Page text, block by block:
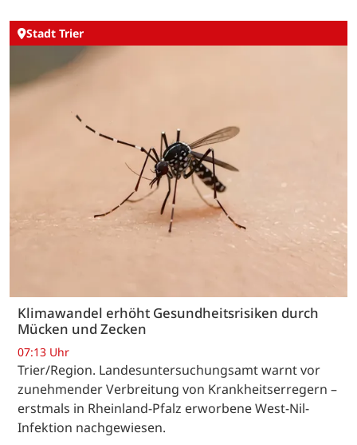
Stadt Trier
Klimawandel erhöht Gesundheitsrisiken durch
Mücken und Zecken
07:13 Uhr
Trier/Region. Landesuntersuchungsamt warnt vor
zunehmender Verbreitung von Krankheitserregern –
erstmals in Rheinland-Pfalz erworbene West-Nil-
Infektion nachgewiesen.